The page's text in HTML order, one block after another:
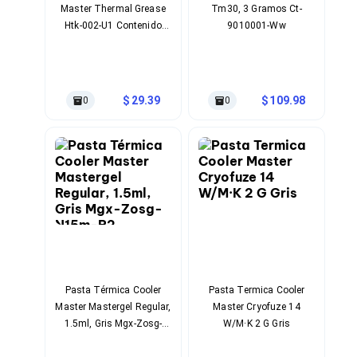
Soportes para Monitores
Monitores Portátiles
Memorias RAM y Flash
Memorias RAM para PC
Memorias RAM para Laptop
Memorias USB
Lectores de Memoria
Memorias Flash
Componentes
Tarjetas de Expansión
Procesadores
Procesadores para PC
Enfriamiento y Ventilación
Disipadores para CPU
Master Thermal Grease
Htk-002-U1 Contenido
0 29.39
Tm30, 3 Gramos Ct-
9010001-Ww
0 109.98
Pasta Térmica Cooler
Master Mastergel Regular,
1.5ml, Gris Mgx-Zosg-
Pasta Termica Cooler
Master Cryofuze 14
W/M·K 2 G Gris